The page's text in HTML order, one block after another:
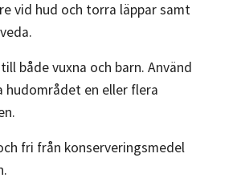
vid hud och torra läppar samt
både vuxna och barn. Använd
hudområdet en eller flera
fri från konserveringsmedel